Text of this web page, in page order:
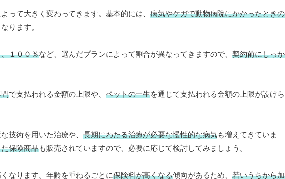
って大きく変わってきます。基本的には、 病気やケガで動物病院にかかったときの
なります。
１００％など、選んだプランによって割合が異なってきますので、 契約前にしっか
間で支払われる金額の上限や、 ペットの一生を通じて支払われる金額の上限が設けら
技術を用いた治療や、 長期にわたる治療が必要な慢性的な病気も増えてきていま
保険商品も販売されていますので、必要に応じて検討してみましょう。
くなります。年齢を重ねるごとに保険料が高くなる傾向があるため、 若いうちから加